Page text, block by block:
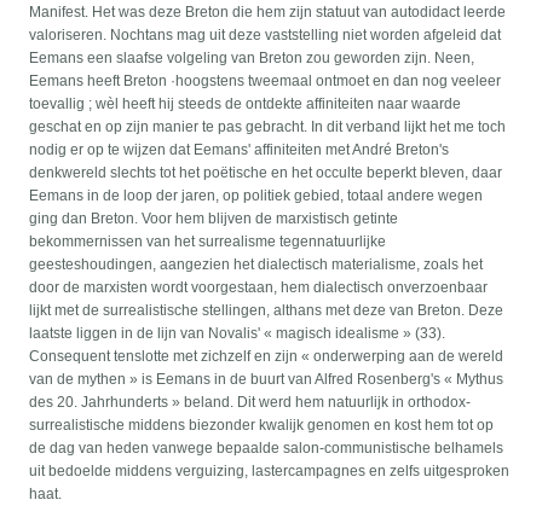
Manifest. Het was deze Breton die hem zijn statuut van autodidact leerde
valoriseren. Nochtans mag uit deze vaststelling niet worden afgeleid dat
Eemans een slaafse volgeling van Breton zou geworden zijn. Neen,
Eemans heeft Breton ·hoogstens tweemaal ontmoet en dan nog veeleer
toevallig ; wèl heeft hij steeds de ontdekte affiniteiten naar waarde
geschat en op zijn manier te pas gebracht. In dit verband lijkt het me toch
nodig er op te wijzen dat Eemans' affiniteiten met André Breton's
denkwereld slechts tot het poëtische en het occulte beperkt bleven, daar
Eemans in de loop der jaren, op politiek gebied, totaal andere wegen
ging dan Breton. Voor hem blijven de marxistisch getinte
bekommernissen van het surrealisme tegennatuurlijke
geesteshoudingen, aangezien het dialectisch materialisme, zoals het
door de marxisten wordt voorgestaan, hem dialectisch onverzoenbaar
lijkt met de surrealistische stellingen, althans met deze van Breton. Deze
laatste liggen in de lijn van Novalis' « magisch idealisme » (33).
Consequent tenslotte met zichzelf en zijn « onderwerping aan de wereld
van de mythen » is Eemans in de buurt van Alfred Rosenberg's « Mythus
des 20. Jahrhunderts » beland. Dit werd hem natuurlijk in orthodox-
surrealistische middens biezonder kwalijk genomen en kost hem tot op
de dag van heden vanwege bepaalde salon-communistische belhamels
uit bedoelde middens verguizing, lastercampagnes en zelfs uitgesproken
haat.